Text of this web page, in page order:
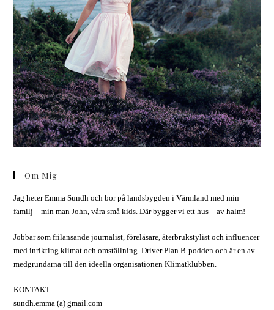
Om Mig
Jag heter Emma Sundh och bor på landsbygden i Värmland med min
familj – min man John, våra små kids. Där bygger vi ett hus – av halm!
Jobbar som frilansande journalist, föreläsare, återbrukstylist och influencer
med inrikting klimat och omställning. Driver Plan B-podden och är en av
medgrundarna till den ideella organisationen Klimatklubben.
KONTAKT:
sundh.emma (a) gmail.com